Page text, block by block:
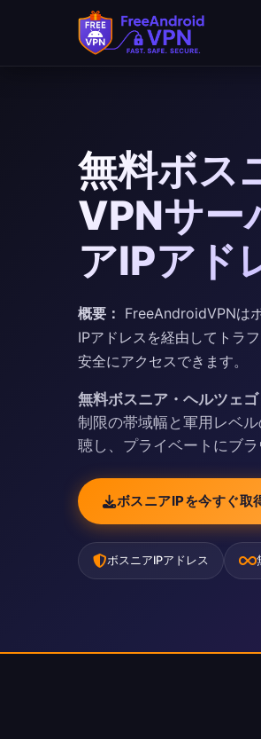
無料ボス
VPNサー
アIPアド
概要： FreeAndroidVPNは
IPアドレスを経由してトラ
安全にアクセスできます。
無料ボスニア・ヘルツェ
制限の帯域幅と軍用レベ
聴し、プライベートにブラ
ボスニアIPを今すぐ取
ボスニアIPアドレス